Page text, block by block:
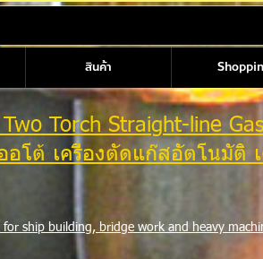
สินค้า
Torch Straight-line
อโต้ เครื่องตัดแก๊สอัตโนมัติ
ship building, bridge work and heavy